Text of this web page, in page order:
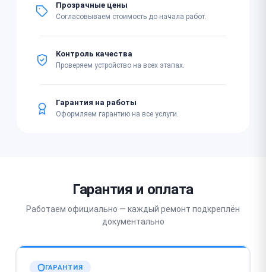
Прозрачные цены
Согласовываем стоимость до начала работ.
Контроль качества
Проверяем устройство на всех этапах.
Гарантия на работы
Оформляем гарантию на все услуги.
Гарантия и оплата
Работаем официально — каждый ремонт подкреплён
документально
ГАРАНТИЯ